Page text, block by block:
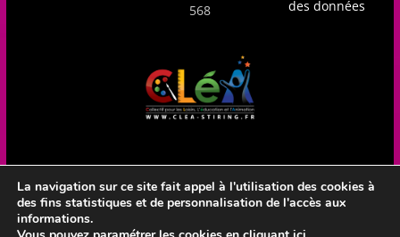
568
des données
Réalisation Frédéric Amella - CLéA Stiring-Wendel - Hébergé
La navigation sur ce site fait appel à l'utilisation des cookies à
des fins statistiques et de personnalisation de l'accès aux
informations.